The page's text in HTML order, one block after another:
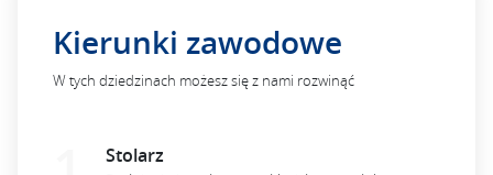
Kierunki zawodowe
W tych dziedzinach możesz się z nami rozwinąć
Stolarz